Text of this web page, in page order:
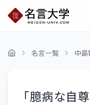
名言一覧 中島
「臆病な自